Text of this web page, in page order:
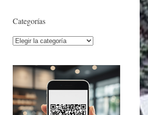
Categorías
Categorías